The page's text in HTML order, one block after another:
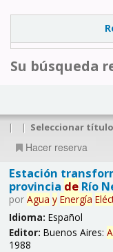
Su búsqueda
| | Seleccionar
Hacer reserva
Estación
provincia deRío
por Agua y Energía
Idioma: Español
Editor: Buenos Aires:
1988